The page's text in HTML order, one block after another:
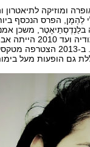
ומוזיקה לתיאטרון
עיטור לילי לֵהְמָן, הפרס
משכן
גם בפסטיבל זלצבורג
האופרה של תֵיאָטֶר מַגְדֶבּוּרְג
גם הופעות מעל